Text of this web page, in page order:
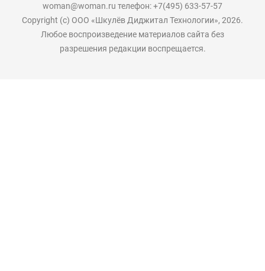
woman@woman.ru телефон: +7(495) 633-57-57
Copyright (с) ООО «Шкулёв Диджитал Технологии», 2026.
Любое воспроизведение материалов сайта без
разрешения редакции воспрещается.